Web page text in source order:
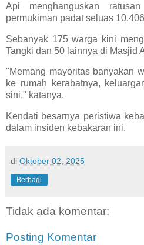
Api menghanguskan
permukiman padat seluas
Sebanyak 175 warga kini
Tangki dan 50 lainnya di Masjid
"Memang mayoritas banyakan
ke rumah kerabatnya,
sini," katanya.
Kendati besarnya peristiwa
dalam insiden kebakaran ini.
di Oktober 02, 2025
Berbagi
Tidak ada komentar:
Posting Komentar